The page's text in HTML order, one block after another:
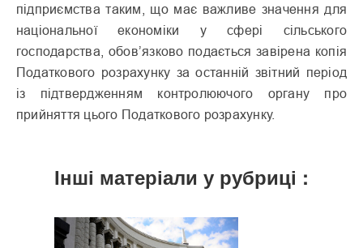
підприємства таким, що має важливе значення для
національної економіки у сфері сільського
господарства, обов’язково подається завірена копія
Податкового розрахунку за останній звітний період
із підтвердженням контролюючого органу про
прийняття цього Податкового розрахунку.
Інші матеріали у рубриці :